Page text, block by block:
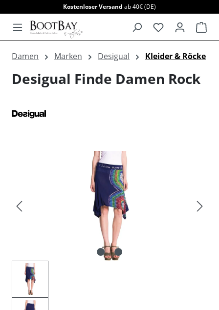
Kostenloser Versand ab 40€ (DE)
Damen Marken Desigual Kleider & Röcke
Desigual Finde Damen Rock
Bildergalerie überspringen